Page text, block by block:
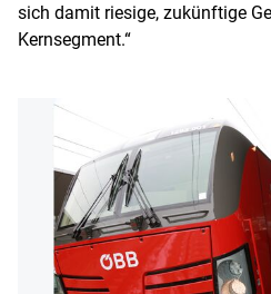
sich damit riesige, zukünftige
Kernsegment.“